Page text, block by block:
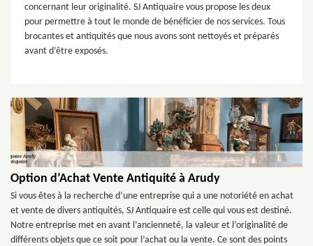
concernant leur originalité. SJ Antiquaire vous propose les deux
pour permettre à tout le monde de bénéficier de nos services. Tous
brocantes et antiquités que nous avons sont nettoyés et préparés
avant d’être exposés.
Option d’Achat Vente Antiquité à Arudy
Si vous êtes à la recherche d’une entreprise qui a une notoriété en achat
et vente de divers antiquités, SJ Antiquaire est celle qui vous est destiné.
Notre entreprise met en avant l’ancienneté, la valeur et l’originalité de
différents objets que ce soit pour l’achat ou la vente. Ce sont des points